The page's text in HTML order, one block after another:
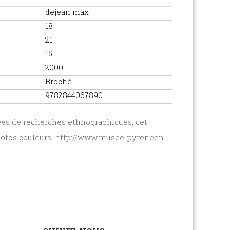
dejean max
18
21
15
2000
Broché
9782844067890
de recherches ethnographiques, cet
couleurs. http://www.musee-pyreneen-